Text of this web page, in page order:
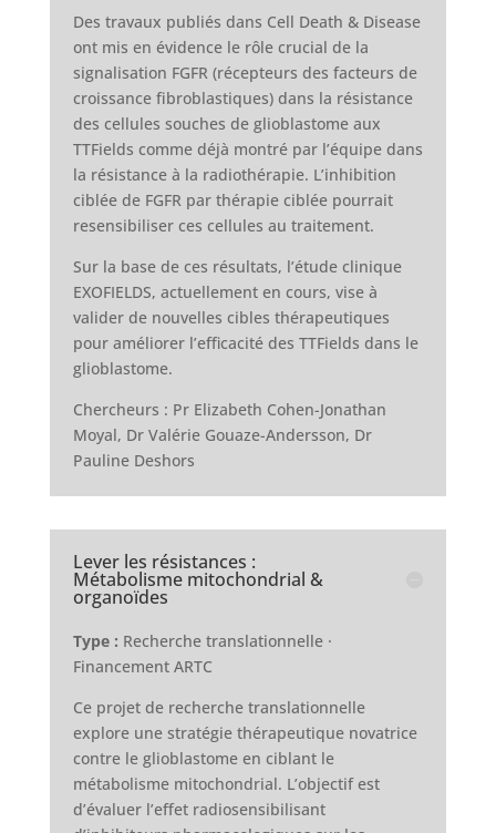
Des travaux publiés dans Cell Death & Disease
ont mis en évidence le rôle crucial de la
signalisation FGFR (récepteurs des facteurs de
croissance fibroblastiques) dans la résistance
des cellules souches de glioblastome aux
TTFields comme déjà montré par l’équipe dans
la résistance à la radiothérapie. L’inhibition
ciblée de FGFR par thérapie ciblée pourrait
resensibiliser ces cellules au traitement.
Sur la base de ces résultats, l’étude clinique
EXOFIELDS, actuellement en cours, vise à
valider de nouvelles cibles thérapeutiques
pour améliorer l’efficacité des TTFields dans le
glioblastome.
Chercheurs : Pr Elizabeth Cohen-Jonathan
Moyal, Dr Valérie Gouaze-Andersson, Dr
Pauline Deshors
Lever les résistances :
Métabolisme mitochondrial &
organoïdes
Type : Recherche translationnelle ·
Financement ARTC
Ce projet de recherche translationnelle
explore une stratégie thérapeutique novatrice
contre le glioblastome en ciblant le
métabolisme mitochondrial. L’objectif est
d’évaluer l’effet radiosensibilisant